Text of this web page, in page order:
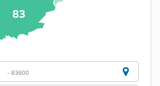
83
- 83600